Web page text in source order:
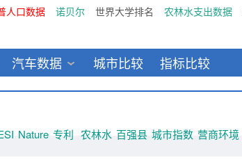
人口数据 诺贝尔 世界大学排名 农林水支出数据
汽车数据 城市比较 指标比较
Nature 专利 农林水 百强县 城市指数 营商环境